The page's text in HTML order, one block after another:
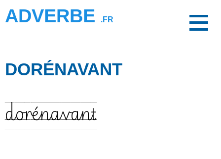
ADVERBE .FR
DORÉNAVANT
dorénavant